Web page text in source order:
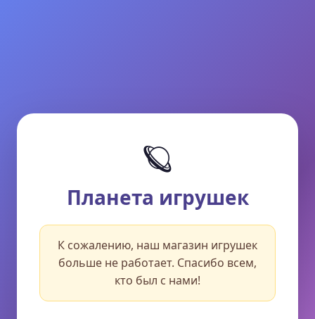
🪐
Планета игрушек
К сожалению, наш магазин игрушек
больше не работает. Спасибо всем,
кто был с нами!